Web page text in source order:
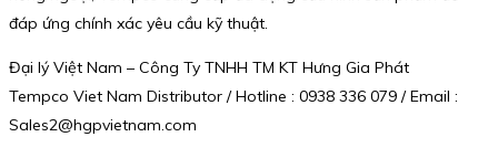
đáp ứng chính xác yêu cầu kỹ thuật.
Đại lý Việt Nam – Công Ty TNHH TM KT Hưng Gia Phát
Tempco Viet Nam Distributor / Hotline : 0938 336 079 / Email :
Sales2@hgpvietnam.com